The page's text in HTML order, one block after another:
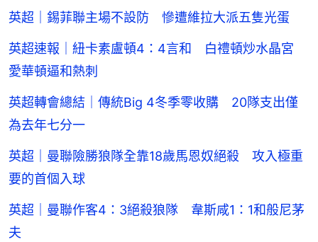
英超｜錫菲聯主場不設防 慘遭維拉大派五隻光蛋
英超速報｜紐卡素盧頓4：4言和 白禮頓炒水晶宮
愛華頓逼和熱刺
英超轉會總結｜傳統Big 4冬季零收購 20隊支出僅
為去年七分一
英超｜曼聯險勝狼隊全靠18歲馬恩奴絕殺 攻入極重
要的首個入球
英超｜曼聯作客4：3絕殺狼隊 韋斯咸1：1和般尼茅
夫